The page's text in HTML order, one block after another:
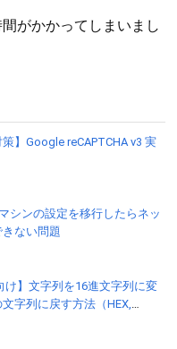
がかかってしまいまし
策】Google reCAPTCHA v3 実
シンの設定を移行したらネッ
きない問題
け】文字列を16進文字列に変
字列に戻す方法（HEX,